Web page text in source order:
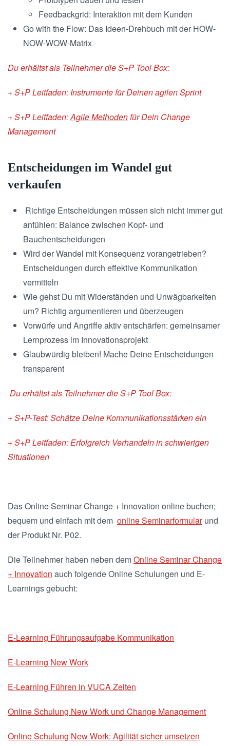
Feedbackgrid: Interaktion mit dem Kunden
Go with the Flow: Das Ideen-Drehbuch mit der HOW-
NOW-WOW-Matrix
Du erhältst als Teilnehmer die S+P Tool Box:
+ S+P Leitfaden: Instrumente für Deinen agilen Sprint
+ S+P Leitfaden:Agile Methodenfür Dein Change
Management
Entscheidungen im Wandel gut
verkaufen
Richtige Entscheidungen müssen sich nicht immer gut
anfühlen: Balance zwischen Kopf- und
Bauchentscheidungen
Wird der Wandel mit Konsequenz vorangetrieben?
Entscheidungen durch effektive Kommunikation
vermitteln
Wie gehst Du mit Widerständen und Unwägbarkeiten
um? Richtig argumentieren und überzeugen
Vorwürfe und Angriffe aktiv entschärfen: gemeinsamer
Lernprozess im Innovationsprojekt
Glaubwürdig bleiben! Mache Deine Entscheidungen
transparent
Du erhältst als Teilnehmer die S+P Tool Box:
+ S+P-Test: Schätze Deine Kommunikationsstärken ein
+ S+P Leitfaden: Erfolgreich Verhandeln in schwierigen
Situationen
Das Online Seminar Change + Innovation online buchen;
bequem und einfach mit dem online Seminarformularund
der Produkt Nr. P02.
Die Teilnehmer haben neben demOnline Seminar Change
+ Innovation auch folgende Online Schulungen und E-
Learnings gebucht:
E-Learning Führungsaufgabe Kommunikation
E-Learning New Work
E-Learning Führen in VUCA Zeiten
Online Schulung New Work und Change Management
Online Schulung New Work: Agilität sicher umsetzen